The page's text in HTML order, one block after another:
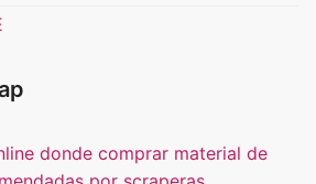
donde comprar material de